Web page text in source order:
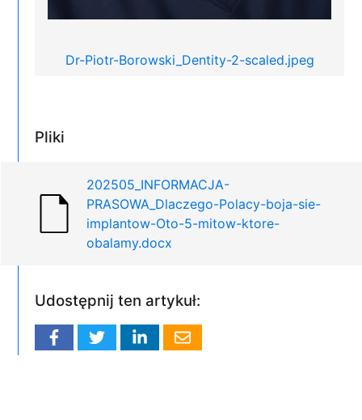
Dr-Piotr-Borowski_Dentity-2-scaled.jpeg
Pliki
202505_INFORMACJA-
PRASOWA_Dlaczego-Polacy-boja-sie-
implantow-Oto-5-mitow-ktore-
obalamy.docx
Udostępnij ten artykuł: